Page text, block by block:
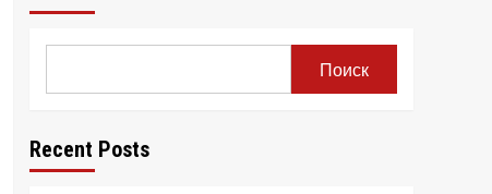
Поиск
Recent Posts